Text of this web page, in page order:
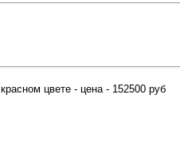
цвете - цена - 152500 руб